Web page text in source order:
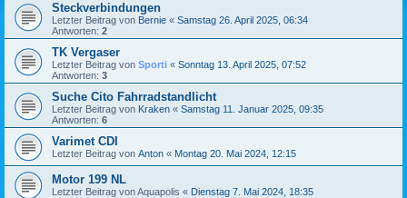
Steckverbindungen
Letzter Beitrag von Bernie « Samstag 26. April 2025, 06:34
Antworten: 2
TK Vergaser
Letzter Beitrag von Sporti « Sonntag 13. April 2025, 07:52
Antworten: 3
Suche Cito Fahrradstandlicht
Letzter Beitrag von Kraken « Samstag 11. Januar 2025, 09:35
Antworten: 6
Varimet CDI
Letzter Beitrag von Anton « Montag 20. Mai 2024, 12:15
Motor 199 NL
Letzter Beitrag vonAquapolis « Dienstag 7. Mai 2024, 18:35